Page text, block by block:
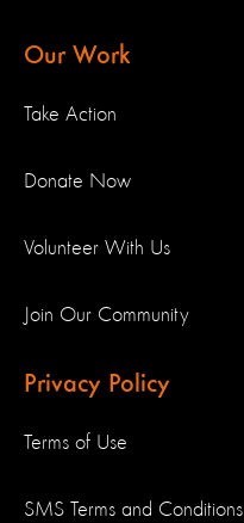
Our Work
Take Action
Donate Now
Volunteer With Us
Join Our Community
Privacy Policy
Terms of Use
SMS Terms and Conditions